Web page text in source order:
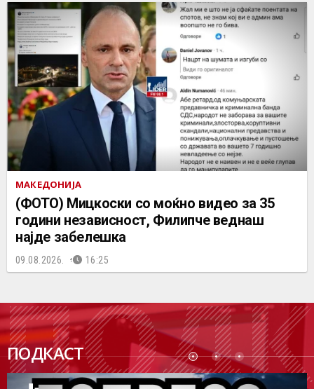
МАКЕДОНИЈА
(ФОТО) Мицкоски со моќно видео за 35
години независност, Филипче веднаш
најде забелешка
09.08.2026. 16:25
ПОДКАСТ
ПОДК